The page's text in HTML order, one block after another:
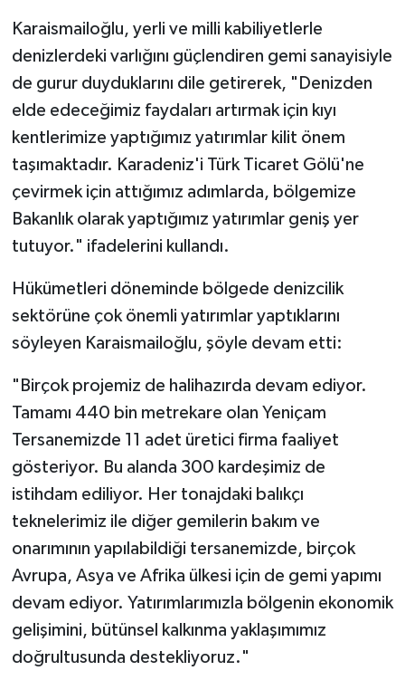
Karaismailoğlu, yerli ve milli kabiliyetlerle
denizlerdeki varlığını güçlendiren gemi sanayisiyle
de gurur duyduklarını dile getirerek, "Denizden
elde edeceğimiz faydaları artırmak için kıyı
kentlerimize yaptığımız yatırımlar kilit önem
taşımaktadır. Karadeniz'i Türk Ticaret Gölü'ne
çevirmek için attığımız adımlarda, bölgemize
Bakanlık olarak yaptığımız yatırımlar geniş yer
tutuyor." ifadelerini kullandı.
Hükümetleri döneminde bölgede denizcilik
sektörüne çok önemli yatırımlar yaptıklarını
söyleyen Karaismailoğlu, şöyle devam etti:
"Birçok projemiz de halihazırda devam ediyor.
Tamamı 440 bin metrekare olan Yeniçam
Tersanemizde 11 adet üretici firma faaliyet
gösteriyor. Bu alanda 300 kardeşimiz de
istihdam ediliyor. Her tonajdaki balıkçı
teknelerimiz ile diğer gemilerin bakım ve
onarımının yapılabildiği tersanemizde, birçok
Avrupa, Asya ve Afrika ülkesi için de gemi yapımı
devam ediyor. Yatırımlarımızla bölgenin ekonomik
gelişimini, bütünsel kalkınma yaklaşımımız
doğrultusunda destekliyoruz."